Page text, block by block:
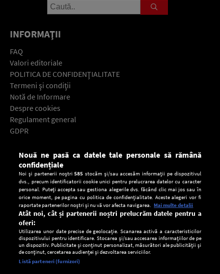
INFORMAŢII
FAQ
Valori editoriale
POLITICA DE CONFIDENŢIALITATE
Termeni şi condiţii
Notă de Informare
Despre cookies
Regulament general
GDPR
Descarcă gratuit aplicaţia Europa FM pentru smartphone:
Setări:
Nouă ne pasă ca datele tale personale să rămână
confidențiale
Noi și partenerii noștri585 stocăm și/sau accesăm informații pe dispozitivul
dvs., precum identificatorii cookie unici pentru prelucrarea datelor cu caracter
personal. Puteți accepta sau gestiona alegerile dvs. făcând clic mai jos sau în
orice moment, pe pagina cu politica de confidențialitate. Aceste alegeri vor fi
raportate partenerilor noștri și nu vă vor afecta navigarea. Mai multe detalii
Atât noi, cât și partenerii noștri prelucrăm datele pentru a
oferi:
Utilizarea unor date precise de geolocație. Scanarea activă a caracteristicilor
dispozitivului pentru identificare. Stocarea și/sau accesarea informațiilor de pe
un dispozitiv. Publicitate și conținut personalizat, măsurători ale publicității și
de conținut, cercetarea audienței și dezvoltarea serviciilor.
Listă parteneri (furnizori)